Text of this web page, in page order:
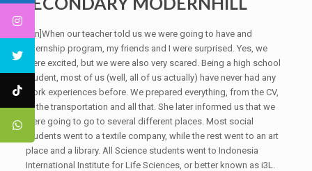
[:en]When our teacher told us we were going to have and
internship program, my friends and I were surprised. Yes, we
were excited, but we were also very scared. Being a high school
student, most of us (well, all of us actually) have never had any
work experiences before. We prepared everything, from the CV,
to the transportation and all that. She later informed us that we
were going to go to several different places. Most social
students went to a textile company, while the rest went to an art
place and a library. All Science students went to Indonesia
International Institute for Life Sciences, or better known as i3L.